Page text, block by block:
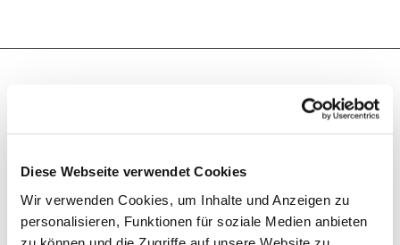
Diese Webseite verwendet Cookies
Wir verwenden Cookies, um Inhalte und Anzeigen zu
personalisieren, Funktionen für soziale Medien anbieten
Telefon 07071 5699-0
tuebingen@dachs-partner.de
Büro Stuttgart